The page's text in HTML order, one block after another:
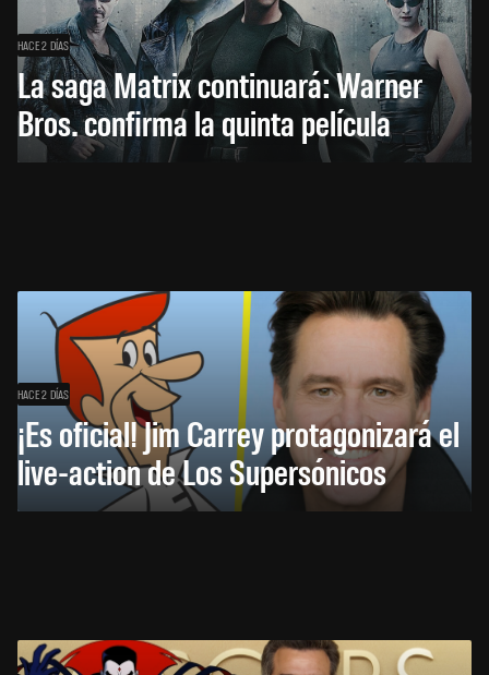
HACE 2 DÍAS
La saga Matrix continuará: Warner
Bros. confirma la quinta película
HACE 2 DÍAS
¡Es oficial! Jim Carrey protagonizará el
live-action de Los Supersónicos